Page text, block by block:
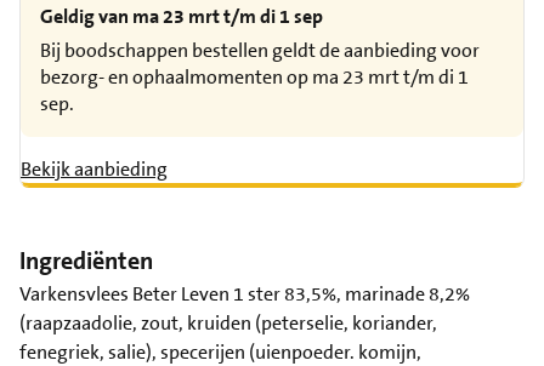
Geldig van ma 23 mrt t/m di 1 sep
Bij boodschappen bestellen geldt de aanbieding voor
bezorg- en ophaalmomenten op ma 23 mrt t/m di 1
sep.
Bekijk aanbieding
Ingrediënten
Varkensvlees Beter Leven 1 ster 83,5%, marinade 8,2%
(raapzaadolie, zout, kruiden (peterselie, koriander,
fenegriek, salie), specerijen (uienpoeder. komijn,